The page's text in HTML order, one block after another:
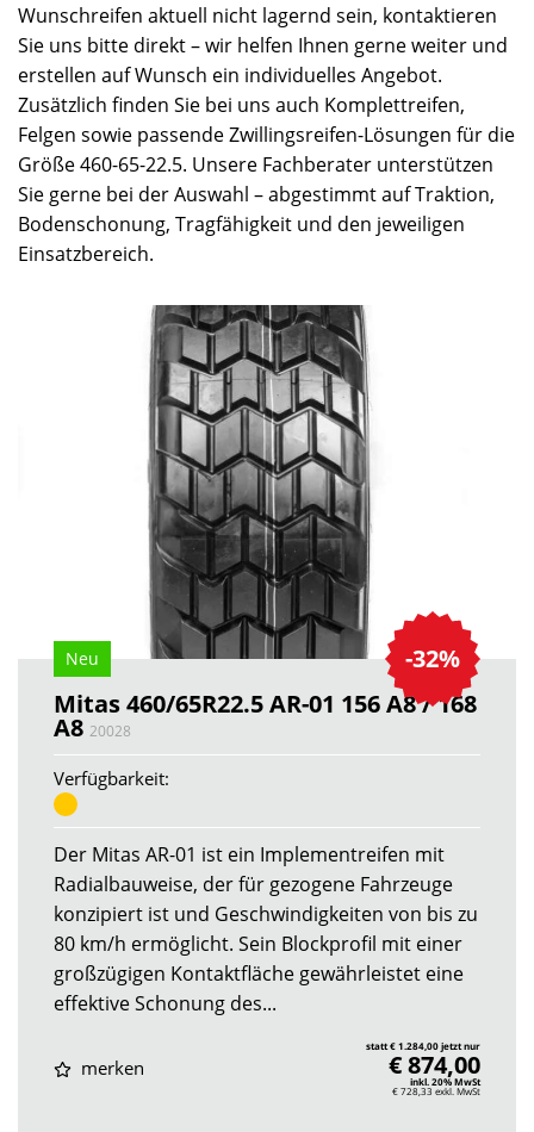
Wunschreifen aktuell nicht lagernd sein, kontaktieren
Sie uns bitte direkt – wir helfen Ihnen gerne weiter und
erstellen auf Wunsch ein individuelles Angebot.
Zusätzlich finden Sie bei uns auch Komplettreifen,
Felgen sowie passende Zwillingsreifen-Lösungen für die
Größe 460-65-22.5. Unsere Fachberater unterstützen
Sie gerne bei der Auswahl – abgestimmt auf Traktion,
Bodenschonung, Tragfähigkeit und den jeweiligen
Einsatzbereich.
-32%
Neu
Mitas 460/65R22.5 AR-01 156 A8 / 168
A8 20028
Verfügbarkeit:
Der Mitas AR-01 ist ein Implementreifen mit
Radialbauweise, der für gezogene Fahrzeuge
konzipiert ist und Geschwindigkeiten von bis zu
80 km/h ermöglicht. Sein Blockprofil mit einer
großzügigen Kontaktfläche gewährleistet eine
effektive Schonung des...
merken
statt € 1.284,00 jetzt nur
€ 874,00
inkl. 20% MwSt
€ 728,33 exkl. MwSt